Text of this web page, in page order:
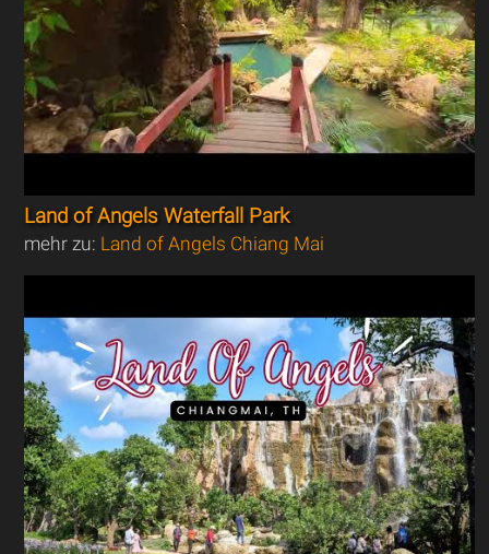
Land of Angels Waterfall Park
mehr zu: Land of Angels Chiang Mai